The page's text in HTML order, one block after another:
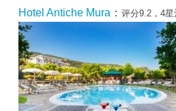
Hotel Antiche Mura ： 评分9.2，4星